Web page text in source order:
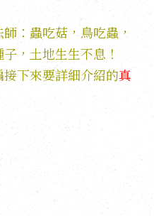
：蟲吃菇，鳥吃蟲，
，土地生生不息！
下來要詳細介紹的真